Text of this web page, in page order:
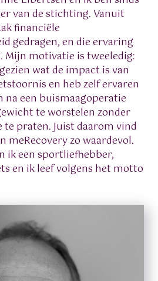
van de stichting. Vanuit
financiële
gedragen, en die ervaring
Mijn motivatie is tweeledig:
wat de impact is van
en heb zelf ervaren
na een buismaagoperatie
te worstelen zonder
praten. Juist daarom vind
meRecovery zo waardevol.
ik een sportliefhebber,
en ik leef volgens het motto